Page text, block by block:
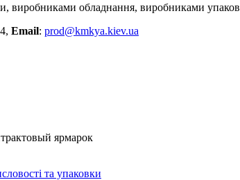
виробниками обладнання, виробниками
Email: prod@kmkya.kiev.ua
ярмарок
та упаковки